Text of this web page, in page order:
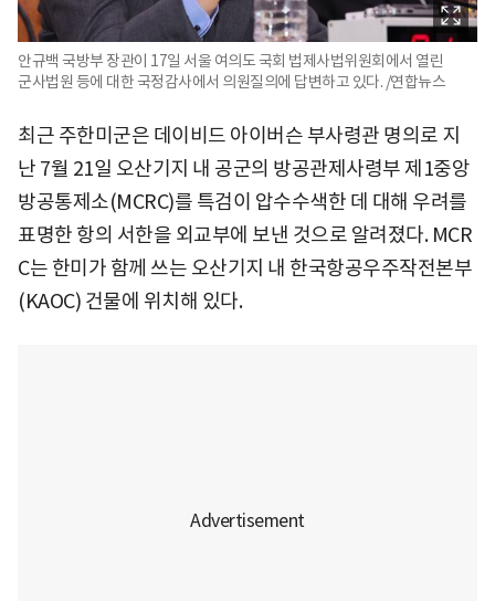
안규백 국방부 장관이 17일 서울 여의도 국회 법제사법위원회에서 열린
군사법원 등에 대한 국정감사에서 의원질의에 답변하고 있다. /연합뉴스
최근 주한미군은 데이비드 아이버슨 부사령관 명의로 지
난 7월 21일 오산기지 내 공군의 방공관제사령부 제1중앙
방공통제소(MCRC)를 특검이 압수수색한 데 대해 우려를
표명한 항의 서한을 외교부에 보낸 것으로 알려졌다. MCR
C는 한미가 함께 쓰는 오산기지 내 한국항공우주작전본부
(KAOC) 건물에 위치해 있다.